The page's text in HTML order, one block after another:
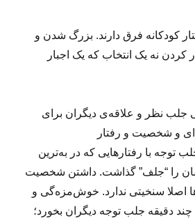
کودکانه فرق دارند. بزرگ شدن و
کردن نه یک انتخاب که یک اجبار
جلب نظر و علاقه‌ی دیگران برای
و شخصیت و رفتار
توجه با رفتارهایی که در به‌ترین
را “جلف” گذاشت. داشتن شخصیت
اصلا سنخیتی ندارد. خوش‌مزه‌گی و
چند دقیقه جلب توجه دیگران بخورد؛